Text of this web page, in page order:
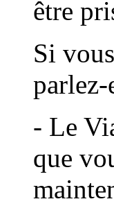
être
Si
- Le
que